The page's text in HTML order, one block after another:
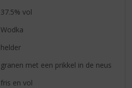
37.5% vol
Wodka
helder
granen met een prikkel in de neus
fris en vol